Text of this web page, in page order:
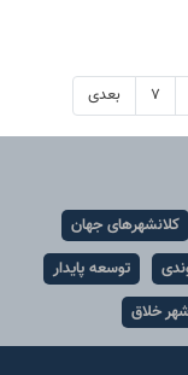
۷ بعدی
کلانشهرهای جهان
توسعه پایدار
خلاق